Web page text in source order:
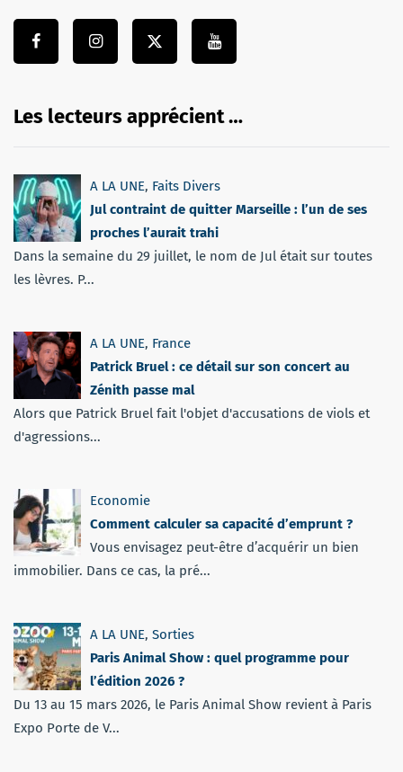
Les lecteurs apprécient …
A LA UNE, Faits Divers
Jul contraint de quitter Marseille : l’un de ses
proches l’aurait trahi
Dans la semaine du 29 juillet, le nom de Jul était sur toutes
les lèvres. P...
A LA UNE, France
Patrick Bruel : ce détail sur son concert au
Zénith passe mal
Alors que Patrick Bruel fait l'objet d'accusations de viols et
d'agressions...
Economie
Comment calculer sa capacité d’emprunt ?
Vous envisagez peut-être d’acquérir un bien
immobilier. Dans ce cas, la pré...
A LA UNE, Sorties
Paris Animal Show : quel programme pour
l’édition 2026 ?
Du 13 au 15 mars 2026, le Paris Animal Show revient à Paris
Expo Porte de V...